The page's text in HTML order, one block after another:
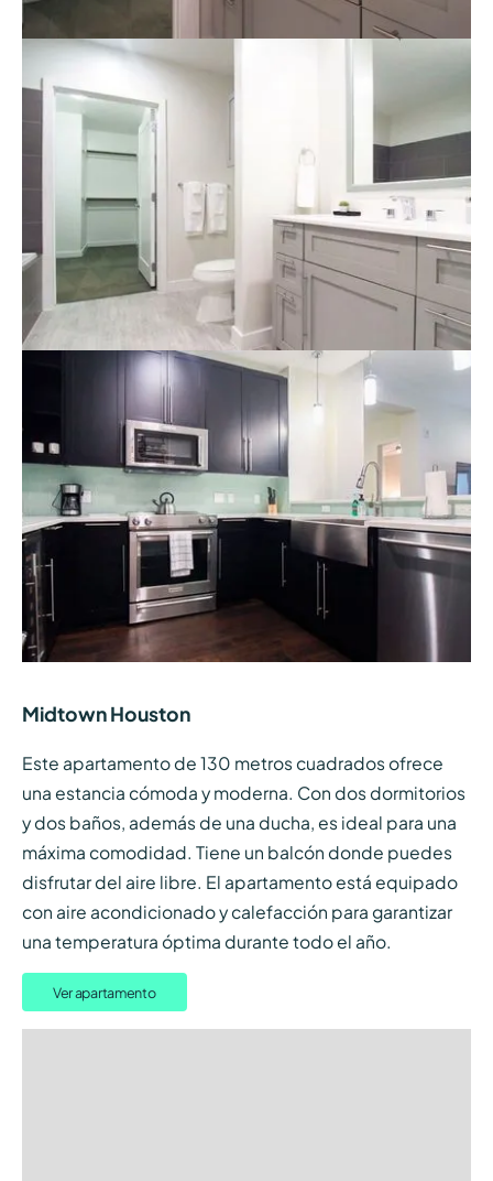
Midtown Houston
Este apartamento de 130 metros cuadrados ofrece
una estancia cómoda y moderna. Con dos dormitorios
y dos baños, además de una ducha, es ideal para una
máxima comodidad. Tiene un balcón donde puedes
disfrutar del aire libre. El apartamento está equipado
con aire acondicionado y calefacción para garantizar
una temperatura óptima durante todo el año.
Ver apartamento